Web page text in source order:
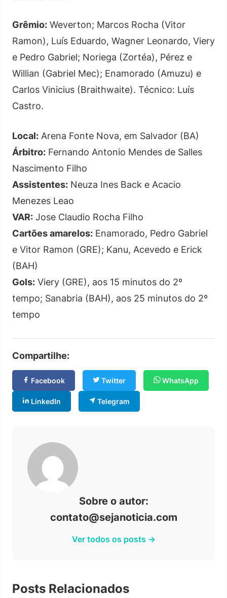
Grêmio: Weverton; Marcos Rocha (Vitor
Ramon), Luís Eduardo, Wagner Leonardo, Viery
e Pedro Gabriel; Noriega (Zortéa), Pérez e
Willian (Gabriel Mec); Enamorado (Amuzu) e
Carlos Vinicius (Braithwaite). Técnico: Luís
Castro.
Local: Arena Fonte Nova, em Salvador (BA)
Árbitro: Fernando Antonio Mendes de Salles
Nascimento Filho
Assistentes: Neuza Ines Back e Acacio
Menezes Leao
VAR: Jose Claudio Rocha Filho
Cartões amarelos: Enamorado, Pedro Gabriel
e Vitor Ramon (GRE); Kanu, Acevedo e Erick
(BAH)
Gols: Viery (GRE), aos 15 minutos do 2º
tempo; Sanabria (BAH), aos 25 minutos do 2º
tempo
Compartilhe:
Facebook Twitter WhatsApp
LinkedIn Telegram
Sobre o autor:
contato@sejanoticia.com
Ver todos os posts →
Posts Relacionados